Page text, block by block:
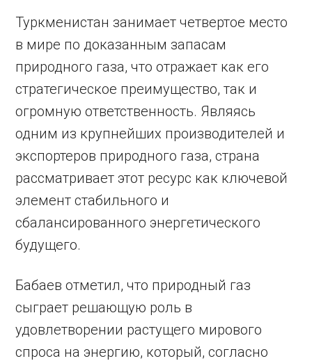
Туркменистан занимает четвертое место
в мире по доказанным запасам
природного газа, что отражает как его
стратегическое преимущество, так и
огромную ответственность. Являясь
одним из крупнейших производителей и
экспортеров природного газа, страна
рассматривает этот ресурс как ключевой
элемент стабильного и
сбалансированного энергетического
будущего.
Бабаев отметил, что природный газ
сыграет решающую роль в
удовлетворении растущего мирового
спроса на энергию, который, согласно